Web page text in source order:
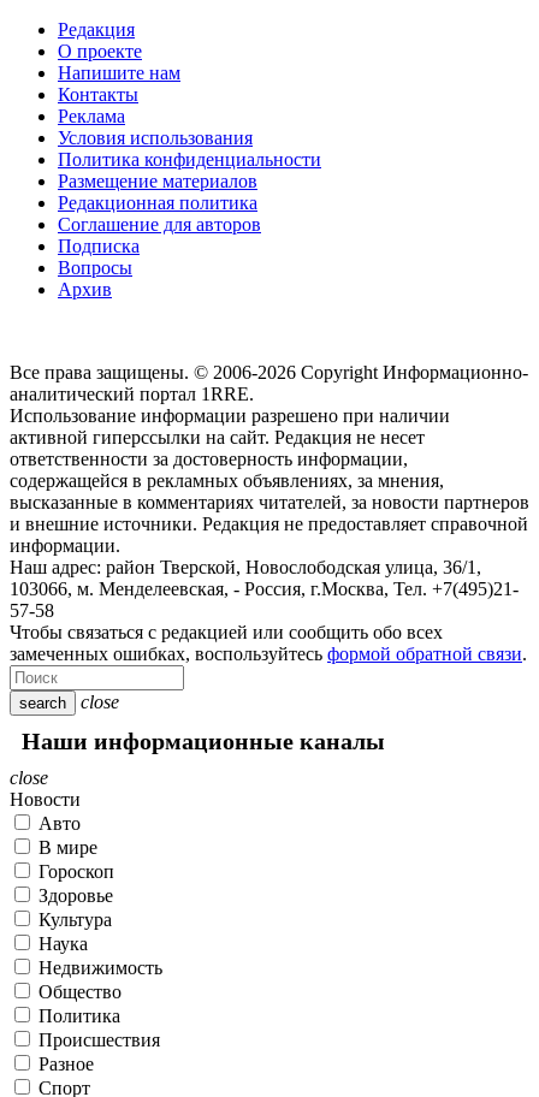
Редакция
О проекте
Напишите нам
Контакты
Реклама
Условия использования
Политика конфиденциальности
Размещение материалов
Редакционная политика
Соглашение для авторов
Подписка
Вопросы
Архив
Все права защищены. © 2006-2026 Copyright Информационно-
аналитический портал 1RRE.
Использование информации разрешено при наличии
активной гиперссылки на сайт. Редакция не несет
ответственности за достоверность информации,
содержащейся в рекламных объявлениях, за мнения,
высказанные в комментариях читателей, за новости партнеров
и внешние источники. Редакция не предоставляет справочной
информации.
Наш адрес: район Тверской, Новослободская улица, 36/1 ,
103066, м. Менделеевская, - Россия, г.Москва, Тел. +7(495)21-
57-58
Чтобы связаться с редакцией или сообщить обо всех
замеченных ошибках, воспользуйтесь формой обратной связи.
search close
Наши информационные каналы
close
Новости
Авто
В мире
Гороскоп
Здоровье
Культура
Наука
Недвижимость
Общество
Политика
Происшествия
Разное
Спорт